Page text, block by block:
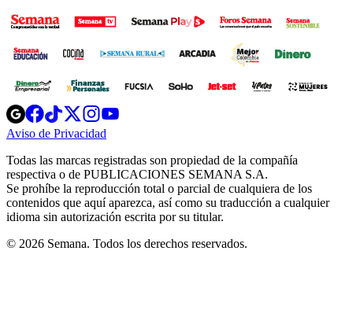
Opens
in
new
Opens
in
new
Opens
in
new
window
Opens
new
windowwindow
Aviso de Privacidad
new
window
Todas las marcas registradas son propiedad de la compañía
respectiva o de PUBLICACIONES SEMANA S.A.
Se prohíbe la reproducción total o parcial de cualquiera de los
contenidos que aquí aparezca, así como su traducción a cualquier
idioma sin autorización escrita por su titular.
© 2026 Semana. Todos los derechos reservados.